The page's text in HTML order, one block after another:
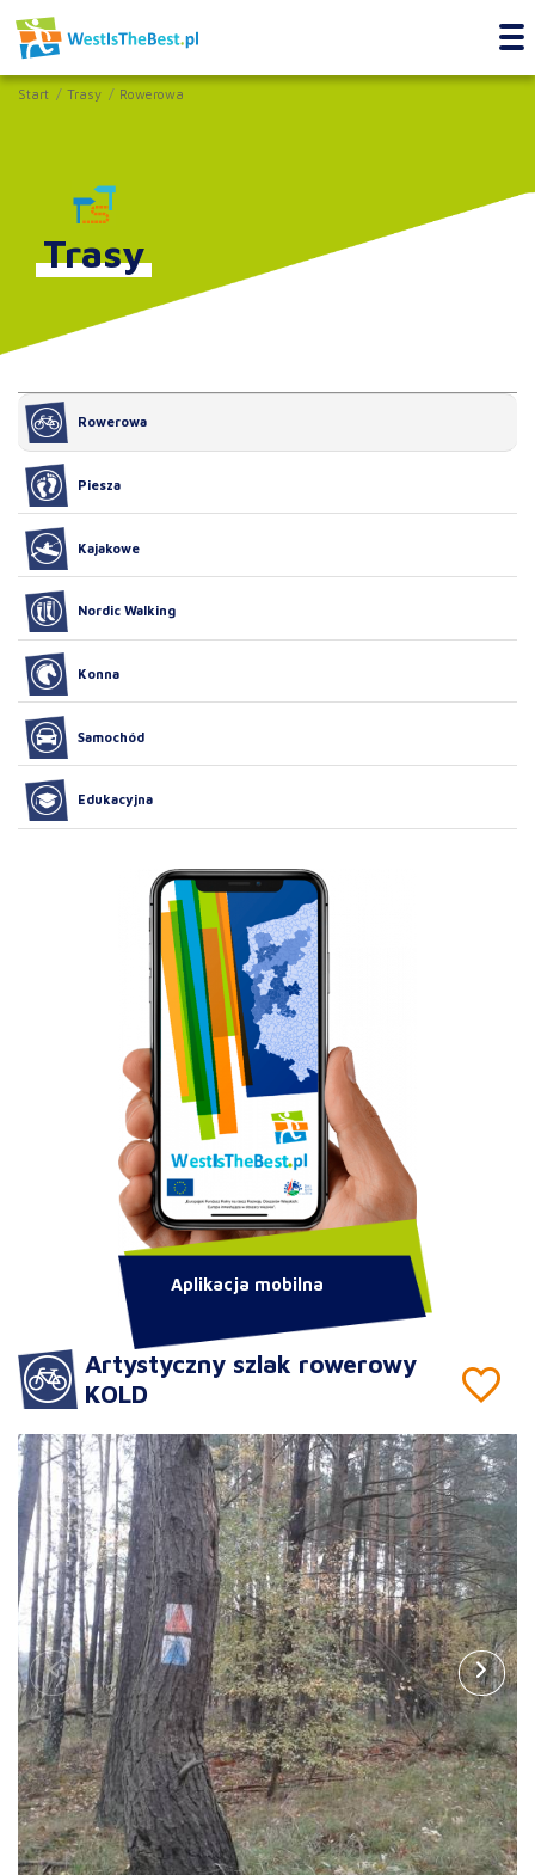
Start Trasy Rowerowa
Trasy
Artystyczny szlak rowerowy
KOLD
Rowerowa
Piesza
Kajakowe
Nordic Walking
Konna
Samochód
Edukacyjna
Aplikacja mobilna